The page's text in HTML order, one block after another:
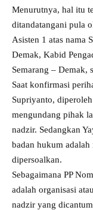
Menurutnya, hal itu
ditandatangani pula
Asisten 1 atas nama
Demak, Kabid
Semarang – Demak,
Saat konfirmasi
Supriyanto,
mengundang pihak
nadzir. Sedangkan
badan hukum adalah
dipersoalkan.
Sebagaimana PP
adalah organisasi
nadzir yang